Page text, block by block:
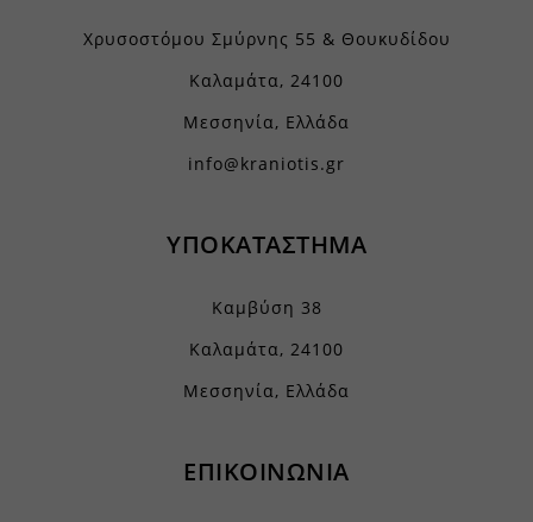
Χρυσοστόμου Σμύρνης 55 & Θουκυδίδου
Καλαμάτα, 24100
Μεσσηνία, Ελλάδα
info@kraniotis.gr
ΥΠΟΚΑΤΑΣΤΗΜΑ
Καμβύση 38
Καλαμάτα, 24100
Μεσσηνία, Ελλάδα
ΕΠΙΚΟΙΝΩΝΙΑ
kraniotis.gr
o197999.ingest.sentry.io